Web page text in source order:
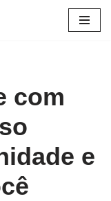
com
e